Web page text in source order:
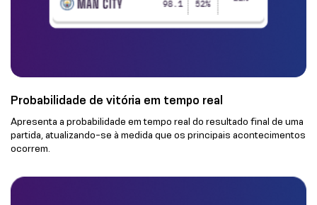
Probabilidade de vitória em tempo real
Apresenta a probabilidade em tempo real do resultado final de uma
partida, atualizando-se à medida que os principais acontecimentos
ocorrem.